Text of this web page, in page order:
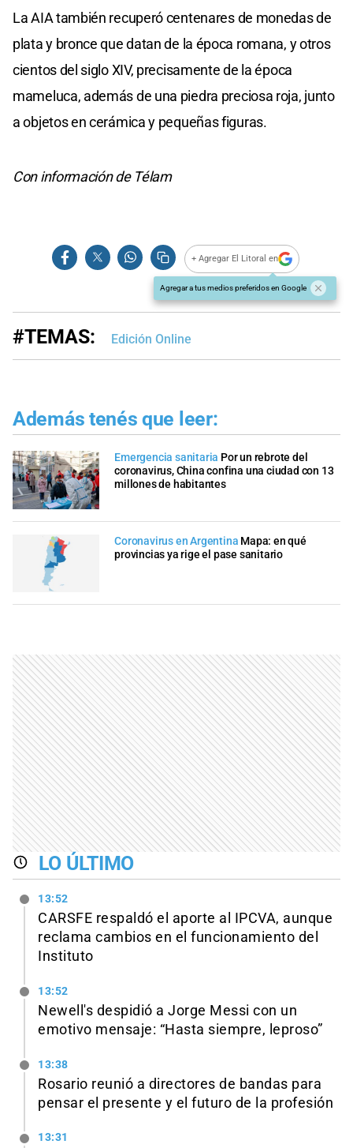
La AIA también recuperó centenares de monedas de
plata y bronce que datan de la época romana, y otros
cientos del siglo XIV, precisamente de la época
mameluca, además de una piedra preciosa roja, junto
a objetos en cerámica y pequeñas figuras.
Con información de Télam
+ Agregar El Litoral en
Agregar a tus medios preferidos en Google
#TEMAS: Edición Online
Además tenés que leer:
Emergencia sanitaria Por un rebrote del
coronavirus, China confina una ciudad con 13
millones de habitantes
Coronavirus en Argentina Mapa: en qué
provincias ya rige el pase sanitario
LO ÚLTIMO
13:52
CARSFE respaldó el aporte al IPCVA, aunque
reclama cambios en el funcionamiento del
Instituto
13:52
Newell's despidió a Jorge Messi con un
emotivo mensaje: “Hasta siempre, leproso”
13:38
Rosario reunió a directores de bandas para
pensar el presente y el futuro de la profesión
13:31